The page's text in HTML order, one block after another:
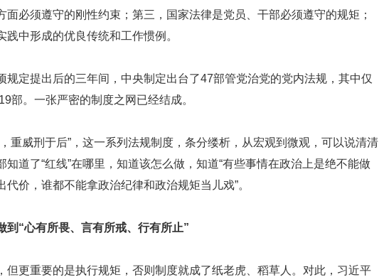
面必须遵守的刚性约束；第三，国家法律是党员、干部必须遵守的规矩；
践中形成的优良传统和工作惯例。
规定提出后的三年间，中央制定出台了47部管党治党的党内法规，其中仅
部。一张严密的制度之网已经结成。
重威刑于后”，这一系列法规制度，条分缕析，从宏观到微观，可以说清清
知道了“红线”在哪里，知道该怎么做，知道“有些事情在政治上是绝不能做
代价，谁都不能拿政治纪律和政治规矩当儿戏”。
到“心有所畏、言有所戒、行有所止”
但更重要的是执行规矩，否则制度就成了纸老虎、稻草人。对此，习近平